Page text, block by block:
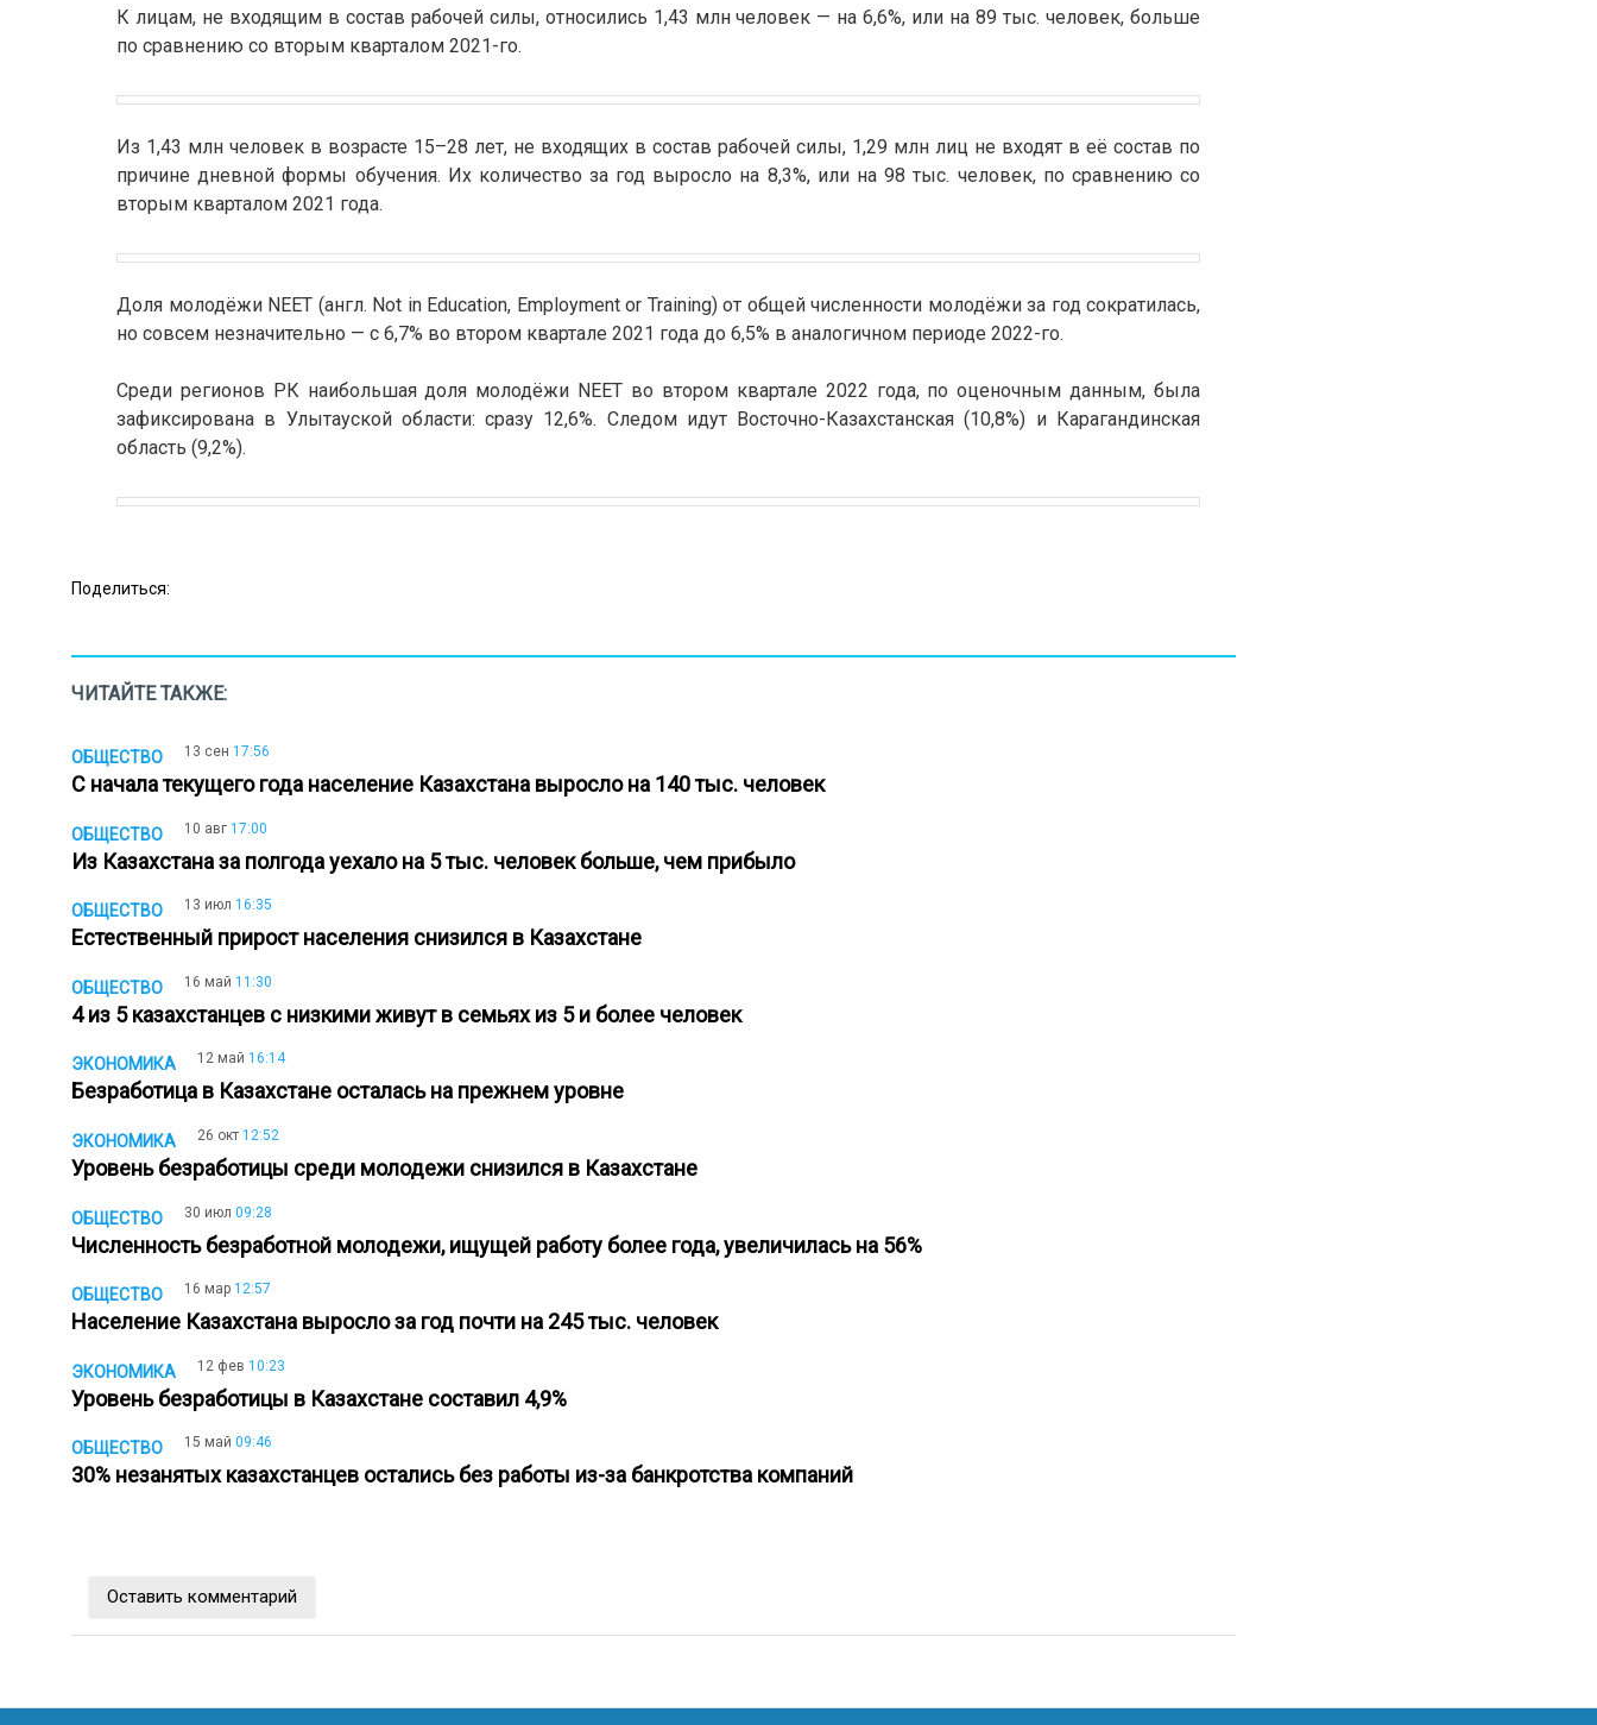
К лицам, не входящим в состав рабочей силы, относились 1,43 млн человек — на 6,6%, или на 89 тыс. человек, больше
по сравнению со вторым кварталом 2021-го.
Из 1,43 млн человек в возрасте 15–28 лет, не входящих в состав рабочей силы, 1,29 млн лиц не входят в её состав по
причине дневной формы обучения. Их количество за год выросло на 8,3%, или на 98 тыс. человек, по сравнению со
вторым кварталом 2021 года.
Доля молодёжи NEET (англ. Not in Education, Employment or Training) от общей численности молодёжи за год сократилась,
но совсем незначительно — с 6,7% во втором квартале 2021 года до 6,5% в аналогичном периоде 2022-го.
Среди регионов РК наибольшая доля молодёжи NEET во втором квартале 2022 года, по оценочным данным, была
зафиксирована в Улытауской области: сразу 12,6%. Следом идут Восточно-Казахстанская (10,8%) и Карагандинская
область (9,2%).
Поделиться:
ЧИТАЙТЕ ТАКЖЕ:
ОБЩЕСТВО 13 сен 17:56
С начала текущего года население Казахстана выросло на 140 тыс. человек
ОБЩЕСТВО 10 авг 17:00
Из Казахстана за полгода уехало на 5 тыс. человек больше, чем прибыло
ОБЩЕСТВО 13 июл 16:35
Естественный прирост населения снизился в Казахстане
ОБЩЕСТВО 16 май 11:30
4 из 5 казахстанцев с низкими живут в семьях из 5 и более человек
ЭКОНОМИКА 12 май 16:14
Безработица в Казахстане осталась на прежнем уровне
ЭКОНОМИКА 26 окт 12:52
Уровень безработицы среди молодежи снизился в Казахстане
ОБЩЕСТВО 30 июл 09:28
Численность безработной молодежи, ищущей работу более года, увеличилась на 56%
ОБЩЕСТВО 16 мар 12:57
Население Казахстана выросло за год почти на 245 тыс. человек
ЭКОНОМИКА 12 фев 10:23
Уровень безработицы в Казахстане составил 4,9%
ОБЩЕСТВО 15 май 09:46
30% незанятых казахстанцев остались без работы из-за банкротства компаний
Оставить комментарий